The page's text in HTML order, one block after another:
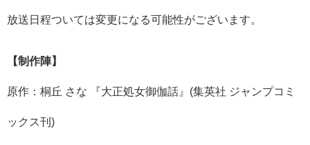
放送日程ついては変更になる可能性がございます。
【制作陣】
原作：桐丘 さな 『大正処女御伽話』(集英社 ジャンプコミ
ックス刊)